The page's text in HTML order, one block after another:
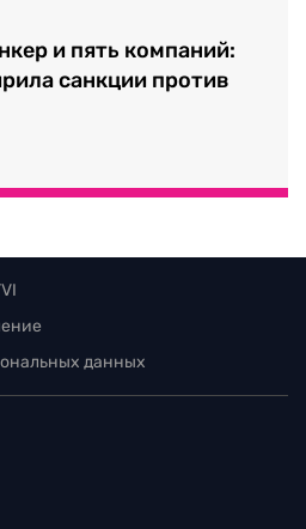
и пять компаний:
санкции против
данных